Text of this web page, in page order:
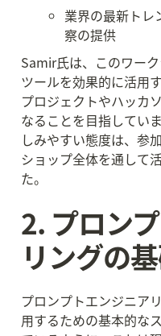
業界の最新トレ
察の提供
Samir氏は、このワー
ツールを効果的に活用
プロジェクトやハッカ
なることを目指してい
しみやすい態度は、参
ショップ全体を通して
た。
2. プロン
リングの
プロンプトエンジニア
用するための基本的な